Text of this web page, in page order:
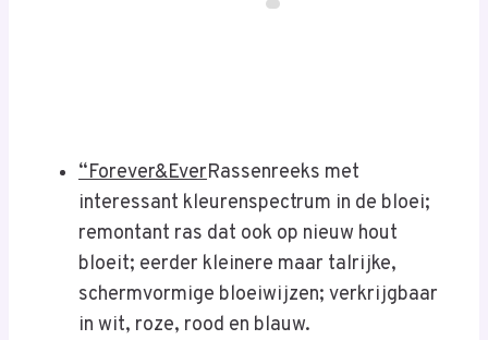
“Forever&EverRassenreeks met
interessant kleurenspectrum in de bloei;
remontant ras dat ook op nieuw hout
bloeit; eerder kleinere maar talrijke,
schermvormige bloeiwijzen; verkrijgbaar
in wit, roze, rood en blauw.